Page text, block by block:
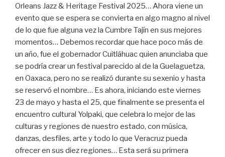
Orleans Jazz & Heritage Festival 2025… Ahora viene un
evento que se espera se convierta en algo magno al nivel
de lo que fue alguna vez la Cumbre Tajín en sus mejores
momentos… Debemos recordar que hace poco más de
un año, fue el gobernador Cuitláhuac quien anunciaba que
se podría crear un festival parecido al de la Guelaguetza,
en Oaxaca, pero no se realizó durante su sexenio y hasta
se reservó el nombre… Es ahora, iniciando este viernes
23 de mayo y hasta el 25, que finalmente se presenta el
encuentro cultural Yolpaki, que celebra lo mejor de las
culturas y regiones de nuestro estado, con música,
danzas, desfiles, arte y todo lo que Veracruz pueda
ofrecer en sus diez regiones… Esta será su primera